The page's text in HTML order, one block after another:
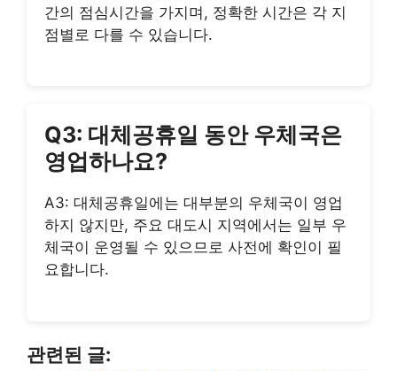
간의 점심시간을 가지며, 정확한 시간은 각 지
점별로 다를 수 있습니다.
Q3: 대체공휴일 동안 우체국은
영업하나요?
A3: 대체공휴일에는 대부분의 우체국이 영업
하지 않지만, 주요 대도시 지역에서는 일부 우
체국이 운영될 수 있으므로 사전에 확인이 필
요합니다.
관련된 글: